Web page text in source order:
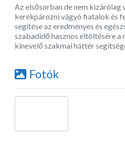
Az elsősorban de nem kizárólag
kerékpározni vágyó fiatalok és
segítése az eredményes és
szabadidő hasznos eltöltésére
kinevelő szakmai háttér
Fotók